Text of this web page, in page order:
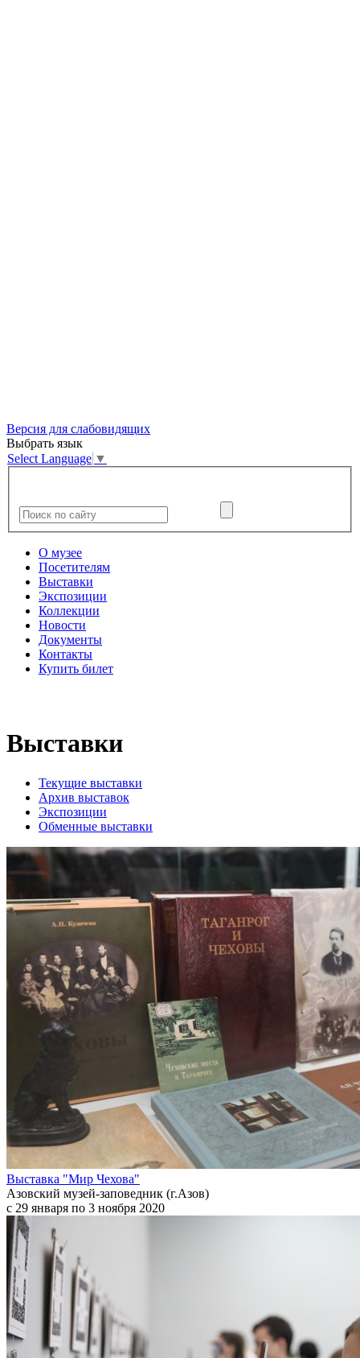
Версия для слабовидящих
Выбрать язык
Select Language ▼
О музее
Посетителям
Выставки
Экспозиции
Коллекции
Новости
Документы
Контакты
Купить билет
Выставки
Текущие выставки
Архив выставок
Экспозиции
Обменные выставки
Выставка "Мир Чехова"
Азовский музей-заповедник (г.Азов)
с 29 января по 3 ноября 2020